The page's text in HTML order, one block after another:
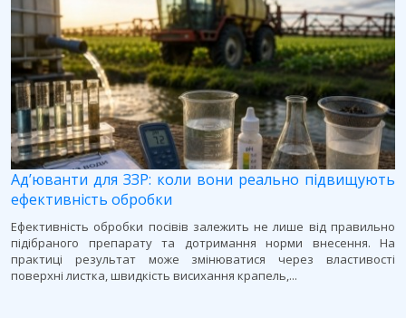
Ад’юванти для ЗЗР: коли вони реально підвищують
ефективність обробки
Ефективність обробки посівів залежить не лише від правильно
підібраного препарату та дотримання норми внесення. На
практиці результат може змінюватися через властивості
поверхні листка, швидкість висихання крапель,...